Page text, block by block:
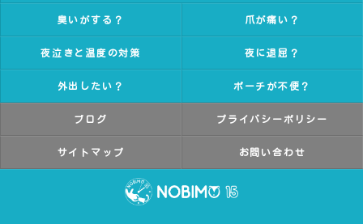
臭いがする？ 爪が痛い？
夜泣きと温度の対策 夜に退屈？
外出したい？ ポーチが不便？
ブログ プライバシーポリシー
サイトマップ お問い合わせ